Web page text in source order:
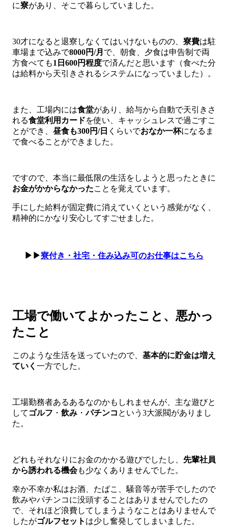
に寮があり、そこで暮らしていました。
30才になると退寮しなくてはいけないものの、 寮費は駐
車場まで込みで8000円/月 で、朝食、夕食は申告制で両
方食べても1日600円程度で済んだと思います（食べた分
は給料から天引きされるシステムになっていました）。
また、工場内には食堂があり、給与から自動で天引きさ
れる食堂利用カードを使い、キャッシュレスで過ごすこ
とができ、 昼食も300円/日 くらいでおなか一杯になるま
で食べることができました。
ですので、本当に最低限の生活をしようと思ったときに
お金がかからなかったことを覚えています。
手にした給料が固定費に消えていくという感覚がなく、
精神的にかなり安心してすごせました。
▶▶寮付き・社宅・住み込み可のお仕事はこちら
工場で働いてよかったこと、悪かっ
たこと
このような生活を送っていたので、 基本的に貯金は増え
ていく 一方でした。
工場勤務者あるあるなのかもしれませんが、主な遊びと
して ゴルフ ・ 飲み ・パチンコ という3大派閥がありまし
た。
どれもそれなりにお金のかかる遊びでしたし、 先輩社員
から誘われる機会も少なくありませんでした。
幸か不幸か私はお酒、たばこ、騒音等が苦手でしたので
飲みやパチンコに没頭することはありませんでしたの
で、それほど浪費してしまうようなことはありませんで
したがゴルフセット は少し奮発してしまいました。